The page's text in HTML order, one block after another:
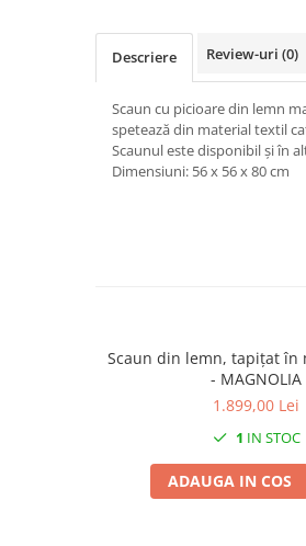
Corpuri de iluminat
Home Office
Designers' Choice
Descriere Review-uri (0)
Scaun cu picioare din lemn
spetează din material textil
Scaunul este disponibil și în
Dimensiuni: 56 x 56 x 80 cm
Scaun din lemn, tapițat în
- MAGNOLIA
1.899,00 Lei
1 IN STOC
ADAUGA IN COS